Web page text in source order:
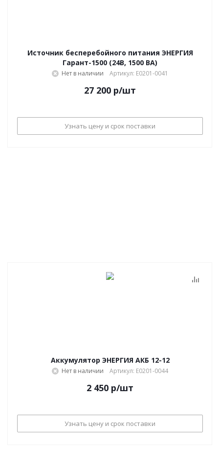
Источник бесперебойного питания ЭНЕРГИЯ
Гарант-1500 (24В, 1500 ВА)
Нет в наличии Артикул: Е0201-0041
27 200 р/шт
Узнать цену и срок поставки
Аккумулятор ЭНЕРГИЯ АКБ 12-12
Нет в наличии Артикул: Е0201-0044
2 450 р/шт
Узнать цену и срок поставки